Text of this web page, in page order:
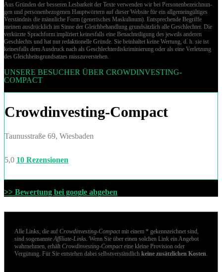
Aus Gründen der besseren Lesbarkeit der Texte verwenden wir bei Per­so­nen­be­zeich­nun­
gen und per­so­nen­be­zo­ge­nen Hauptwörtern auf dieser Website für ein allgemeingültiges
Verständnis die männliche Form (generisches Maskulinum). Entsprechende Begriffe
meinen ausdrücklich im Sinne der Gleichbehandlung grund­sätz­lich alle Geschlechter. Die
verkürzte Sprachform impliziert keinesfalls eine Benachteiligung des jeweils anderen
Geschlechts und hat nur redaktionelle Gründe. Sie beinhaltet keine Wertung, d. h. sie ist
keinesfalls dem Ausdruck nach als Geschlechterdiskriminierung oder als eine Verletzung
des Gleich­heits­grund­sat­zes misszuverstehen.
UNSERE BESUCHER ÜBER CROWDINVESTING-
COMPACT
Crowdinvesting-Compact
Taunusstraße 69, Wiesbaden
5,0 10 Rezensionen
>> Bewertung bei google abgeben
Alle Links, die auf Crowdinvesting-Compactmit einem * gekennzeichnet sind,
sind sogenannteAffiliate-Links. Wenn Sie über einen solchen Link ein Angebot
wahrnehmen, erhält Crowdinvesting-Compacteine kleine Provision oder
Vergütung. Für Sie entstehen dabei selbstverständlich keine zusätzlichen Kosten.